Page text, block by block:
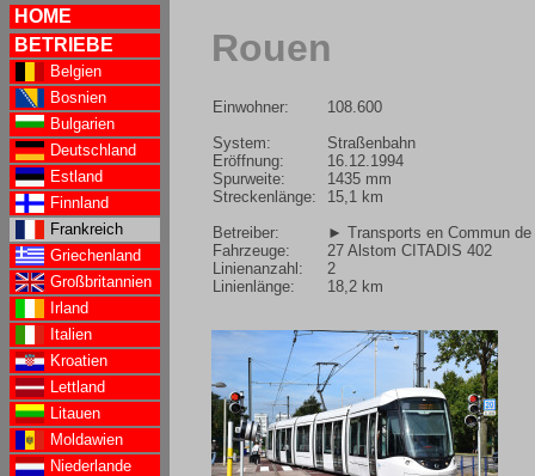
HOME
BETRIEBE
Belgien
Bosnien
Bulgarien
Deutschland
Estland
Finnland
Frankreich
Griechenland
Großbritannien
Irland
Italien
Kroatien
Lettland
Litauen
Moldawien
Niederlande
Rouen
Einwohner:
System:
Eröffnung:
Spurweite:
Streckenlänge:
Betreiber:
Fahrzeuge:
Linienanzahl:
Linienlänge:
108.600
Straßenbahn
16.12.1994
1435 mm
15,1 km
► Transports en Commun
27 Alstom CITADIS 402
2
18,2 km